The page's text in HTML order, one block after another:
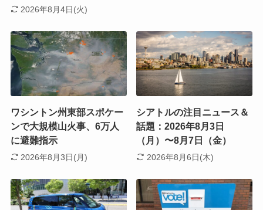
2026年8月4日(火)
ワシントン州東部スポケー
ンで大規模山火事、6万人
に避難指示
2026年8月3日(月)
シアトルの注目ニュース＆
話題：2026年8月3日
（月）〜8月7日（金）
2026年8月6日(木)